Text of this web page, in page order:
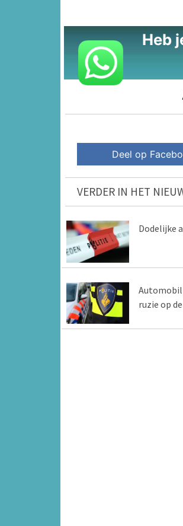
Heb
Deel op
VERDER IN HET
Dodelijke
ruzie op